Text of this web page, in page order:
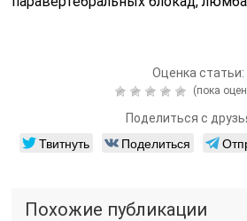
Оценка статьи:
(пока
Поделиться с
Твитнуть Поделиться
Похожие публикации